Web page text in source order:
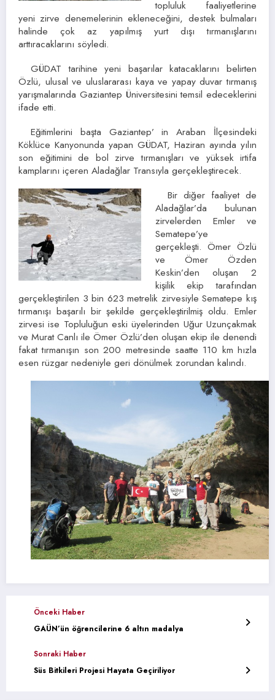
topluluk faaliyetlerine
yeni zirve denemelerinin ekleneceğini, destek bulmaları
halinde çok az yapılmış yurt dışı tırmanışlarını
arttıracaklarını söyledi.
GÜDAT tarihine yeni başarılar katacaklarını belirten
Özlü, ulusal ve uluslararası kaya ve yapay duvar tırmanış
yarışmalarında Gaziantep Üniversitesini temsil edeceklerini
ifade etti.
Eğitimlerini başta Gaziantep’ in Araban İlçesindeki
Köklüce Kanyonunda yapan GÜDAT, Haziran ayında yılın
son eğitimini de bol zirve tırmanışları ve yüksek irtifa
kamplarını içeren Aladağlar Transıyla gerçekleştirecek.
Bir diğer faaliyet de
Aladağlar’da bulunan
zirvelerden Emler ve
Sematepe’ye
gerçekleşti. Ömer Özlü
ve Ömer Özden
Keskin’den oluşan 2
kişilik ekip tarafından
gerçekleştirilen 3 bin 623 metrelik zirvesiyle Sematepe kış
tırmanışı başarılı bir şekilde gerçekleştirilmiş oldu. Emler
zirvesi ise Topluluğun eski üyelerinden Uğur Uzunçakmak
ve Murat Canlı ile Ömer Özlü’den oluşan ekip ile denendi
fakat tırmanışın son 200 metresinde saatte 110 km hızla
esen rüzgar nedeniyle geri dönülmek zorundan kalındı.
Önceki Haber
GAÜN’ün öğrencilerine 6 altın madalya
Sonraki Haber
Süs Bitkileri Projesi Hayata Geçiriliyor